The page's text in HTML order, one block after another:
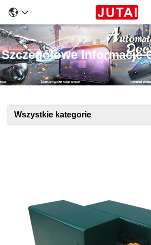
Szczegółowe Informacje
Wszystkie kategorie